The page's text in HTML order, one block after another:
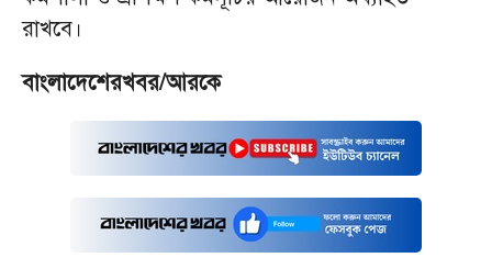
রাখবে।
বাংলাদেশেরখবর/আরকে